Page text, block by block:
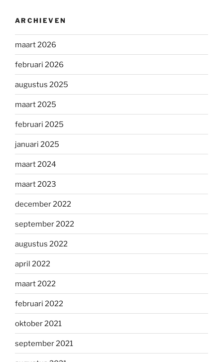
ARCHIEVEN
maart 2026
februari 2026
augustus 2025
maart 2025
februari 2025
januari 2025
maart 2024
maart 2023
december 2022
september 2022
augustus 2022
april 2022
maart 2022
februari 2022
oktober 2021
september 2021